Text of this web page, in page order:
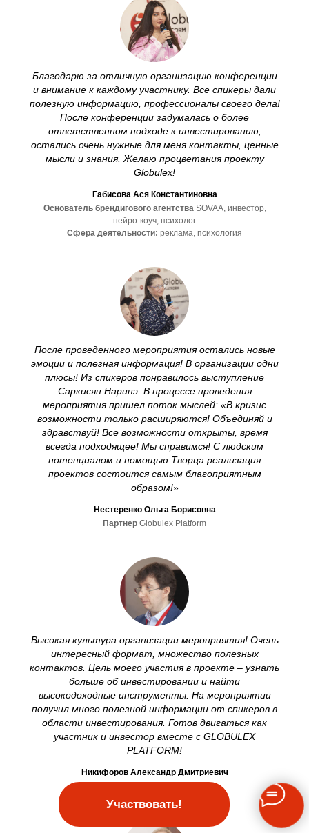
Участвовать!
Благодарю за отличную организацию конференции
и внимание к каждому участнику. Все спикеры дали
полезную информацию, профессионалы своего дела!
После конференции задумалась о более
ответственном подходе к инвестированию,
остались очень нужные для меня контакты, ценные
мысли и знания. Желаю процветания проекту
Globulex!
Габисова Ася Константиновна
Основатель брендигового агентстваSOVAA, инвестор,
нейро-коуч, психолог
Сфера деятельности: реклама, психология
После проведенного мероприятия остались новые
эмоции и полезная информация! В организации одни
плюсы! Из спикеров понравилось выступление
Саркисян Наринэ. В процессе проведения
мероприятия пришел поток мыслей: «В кризис
возможности только расширяются! Объединяй и
здравствуй! Все возможности открыты, время
всегда подходящее! Мы справимся! С людским
потенциалом и помощью Творца реализация
проектов состоится самым благоприятным
образом!»
Нестеренко Ольга Борисовна
Партнер Globulex Platform
Высокая культура организации мероприятия! Очень
интересный формат, множество полезных
контактов. Цель моего участия в проекте – узнать
больше об инвестировании и найти
высокодоходные инструменты. На мероприятии
получил много полезной информации от спикеров в
области инвестирования. Готов двигаться как
участник и инвестор вместе с GLOBULEX
PLATFORM!
Никифоров Александр Дмитриевич